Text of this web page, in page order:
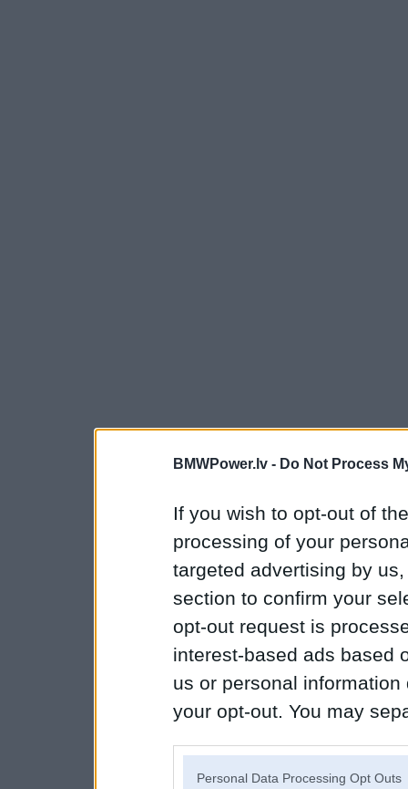
BMWPower.lv - Do Not Process
If you wish to opt-out of
processing of your
targeted advertising by
section to confirm your
opt-out request is
interest-based ads based
us or personal
your opt-out. You may
Personal Data Processing Opt Outs